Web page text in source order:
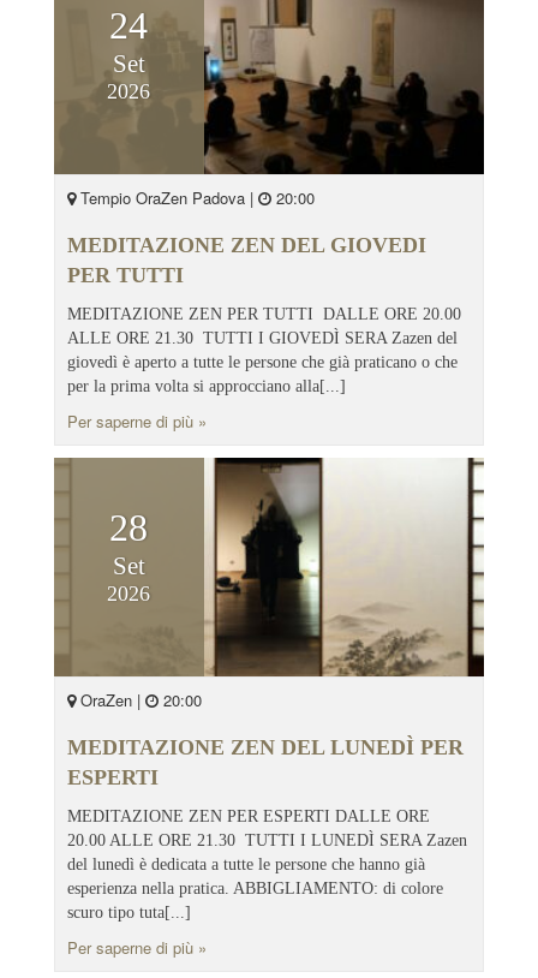
24
Set
2026
Tempio OraZen Padova | 20:00
MEDITAZIONE ZEN DEL GIOVEDI
PER TUTTI
MEDITAZIONE ZEN PER TUTTI DALLE ORE 20.00
ALLE ORE 21.30 TUTTI I GIOVEDÌ SERA Zazen del
giovedì è aperto a tutte le persone che già praticano o che
per la prima volta si approcciano alla[...]
Per saperne di più »
28
Set
2026
OraZen | 20:00
MEDITAZIONE ZEN DEL LUNEDÌ PER
ESPERTI
MEDITAZIONE ZEN PER ESPERTI DALLE ORE
20.00 ALLE ORE 21.30 TUTTI I LUNEDÌ SERA Zazen
del lunedì è dedicata a tutte le persone che hanno già
esperienza nella pratica. ABBIGLIAMENTO: di colore
scuro tipo tuta[...]
Per saperne di più »